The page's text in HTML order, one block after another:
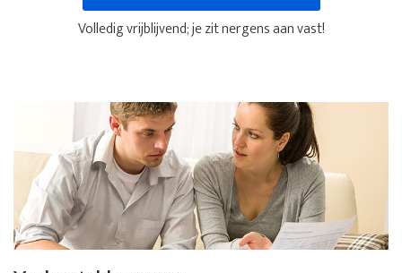
Volledig vrijblijvend; je zit nergens aan vast!